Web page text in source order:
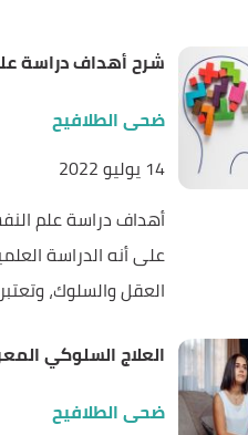
شرح أهداف دراسة
ضحى الطلافيح
14 يوليو 2022
أهداف دراسة علم
على أنه الدراسة
العقل والسلوك،
العلاج السلوكي
ضحى الطلافيح